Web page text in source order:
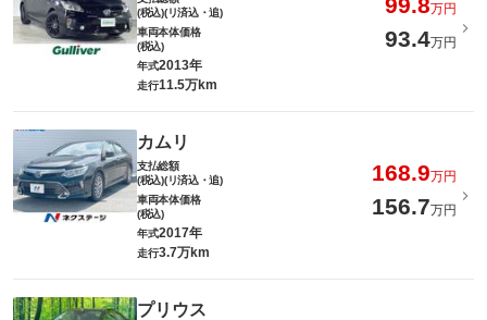
(税込)(リ済込・追)
万円
車両本体価格
(税込)
93.4万円
年式2013年
走行11.5万km
カムリ
支払総額
(税込)(リ済込・追)
168.9万円
車両本体価格
(税込)
156.7万円
年式2017年
走行3.7万km
プリウス